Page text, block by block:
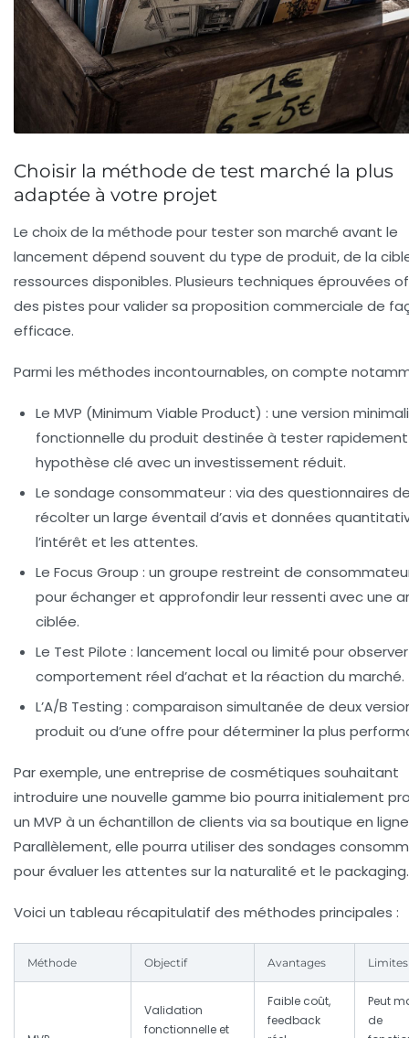
Choisir la méthode de test marché la plus
adaptée à votre projet
Le choix de la méthode pour tester son marché avant le
lancement dépend souvent du type de produit, de la
ressources disponibles. Plusieurs techniques éprouvées
des pistes pour valider sa proposition commerciale de
efficace.
Parmi les méthodes incontournables, on compte
Le MVP (Minimum Viable Product) : une version
fonctionnelle du produit destinée à tester
hypothèse clé avec un investissement réduit.
Le sondage consommateur: via des questionnaires
récolter un large éventail d’avis et données
l’intérêt et les attentes.
Le Focus Group : un groupe restreint de
pour échanger et approfondir leur ressenti avec une
ciblée.
Le Test Pilote : lancement local ou limité pour
comportement réel d’achat et la réaction du marché.
L’A/B Testing : comparaison simultanée de deux
produit ou d’une offre pour déterminer la plus
Par exemple, une entreprise de cosmétiques souhaitant
introduire une nouvelle gamme bio pourra initialement
un MVP à un échantillon de clients via sa boutique en
Parallèlement, elle pourra utiliser des sondages
pour évaluer les attentes sur la naturalité et le packaging.
Voici un tableau récapitulatif des méthodes principales :
Méthode Objectif Avantages Limites
Validation
fonctionnelle et
Faible coût,
feedback
Peut
de